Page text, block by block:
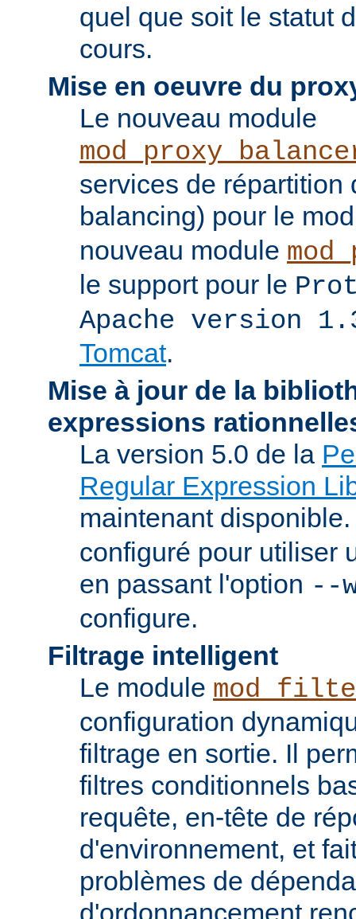
quel que soit le statut
cours.
Mise en oeuvre du
Le nouveau module
services de répartition
balancing) pour le
nouveau module
le support pour le
Apache version
Tomcat.
Mise à jour de la
expressions
La version 5.0 de la
Regular Expression
maintenant
configuré pour utiliser
en passant l'option --
configure.
Filtrage intelligent
Le module
configuration
filtrage en sortie. Il
filtres conditionnels
requête, en-tête de
d'environnement, et
problèmes de
d'ordonnancement